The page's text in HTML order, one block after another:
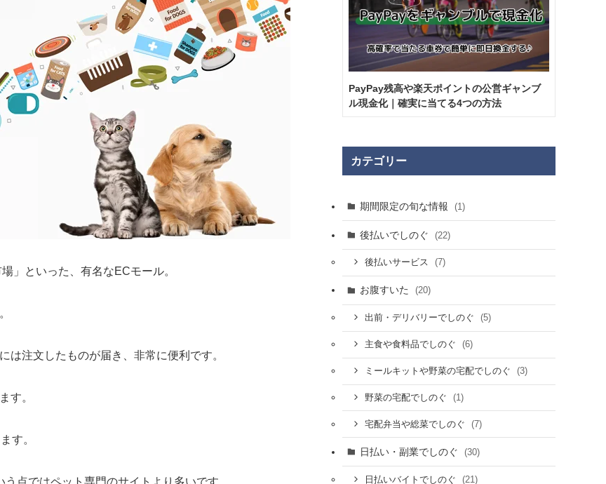
」といった、有名なECモール。
注文したものが届き、非常に便利です。
す。
す。
PayPay残高や楽天ポイントの公営ギャンブ
ル現金化｜確実に当てる4つの方法
カテゴリー
期間限定の旬な情報 (1)
後払いでしのぐ (22)
後払いサービス (7)
お腹すいた (20)
出前・デリバリーでしのぐ (5)
主食や食料品でしのぐ (6)
ミールキットや野菜の宅配でしのぐ (3)
野菜の宅配でしのぐ (1)
宅配弁当や総菜でしのぐ (7)
日払い・副業でしのぐ (30)
日払いバイトでしのぐ (21)